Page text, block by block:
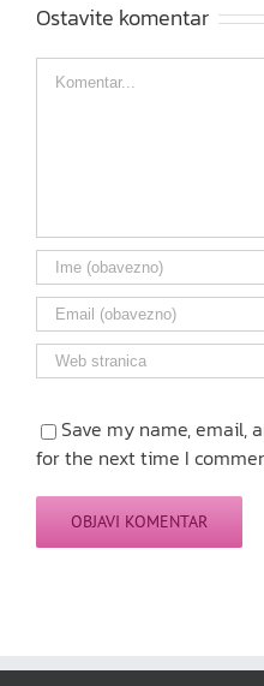
Ostavite komentar
Comment
Save my name, email,
for the next time I